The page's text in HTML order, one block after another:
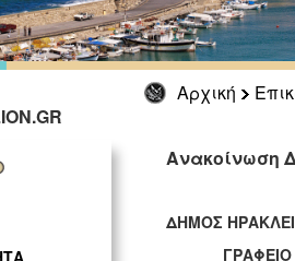
Αρχική
Ανακοίνωση
ΔΗΜΟΣ
ΓΡΑΦΕΙΟ